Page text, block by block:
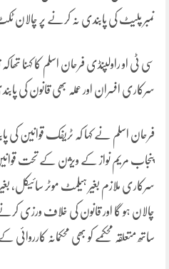
نمبر پلیٹ کی پابندی نہ کرنے پر چالان
سی ٹی او راولپنڈی فرحان اسلم کا کہنا
سرکاری افسران اور عملہ بھی قانون کی
فرحان اسلم نے کہا کہ ٹریفک قوانین کی
پنجاب مریم نواز کے ویژن کے تحت قوانین
سرکاری ملازم بغیر ہیلمٹ موٹر سائیکل،
چالان ہو گا اور قانون کی خلاف ورزی
ساتھ متعلقہ محکمے کو بھی محکمانہ